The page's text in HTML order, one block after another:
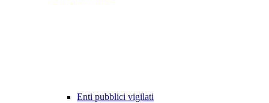
Enti pubblici vigilati